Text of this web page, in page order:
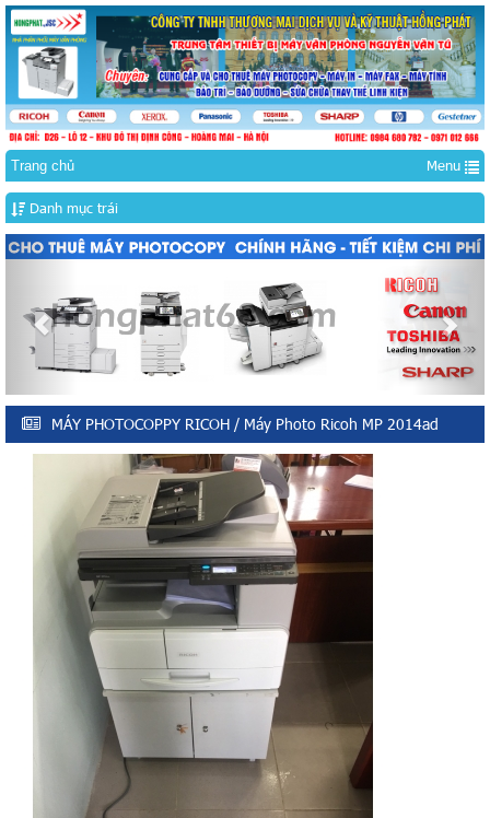
Trang chủ Menu
Danh mục trái
Previous
MÁY PHOTOCOPPY RICOH / Máy Photo Ricoh MP 2014ad